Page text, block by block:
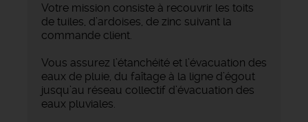
Votre mission consiste à recouvrir les toits
de tuiles, d’ardoises, de zinc suivant la
commande client.
Vous assurez l’étanchéité et l’évacuation des
eaux de pluie, du faîtage à la ligne d’égout
jusqu’au réseau collectif d’évacuation des
eaux pluviales.